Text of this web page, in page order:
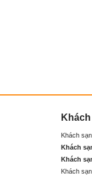
Khách
Khách
Khách
Khách